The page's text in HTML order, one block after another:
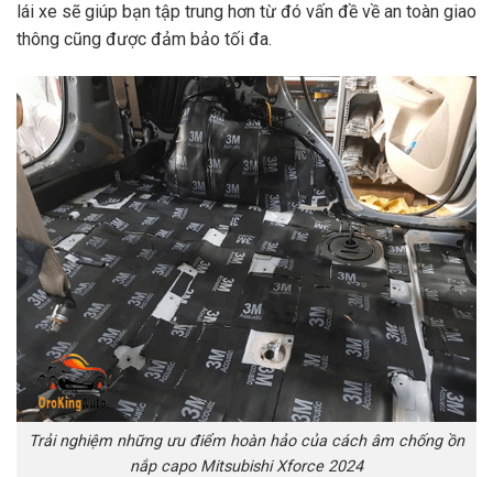
lái xe sẽ giúp bạn tập trung hơn từ đó vấn đề về an toàn giao
thông cũng được đảm bảo tối đa.
Trải nghiệm những ưu điểm hoàn hảo của cách âm chống ồn
nắp capo Mitsubishi Xforce 2024